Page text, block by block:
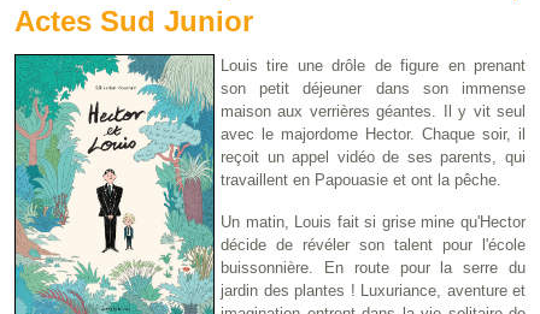
Actes Sud Junior
Louis tire une drôle de figure en prenant
son petit déjeuner dans son immense
maison aux verrières géantes. Il y vit seul
avec le majordome Hector. Chaque soir, il
reçoit un appel vidéo de ses parents, qui
travaillent en Papouasie et ont la pêche.
Un matin, Louis fait si grise mine qu'Hector
décide de révéler son talent pour l'école
buissonnière. En route pour la serre du
jardin des plantes ! Luxuriance, aventure et